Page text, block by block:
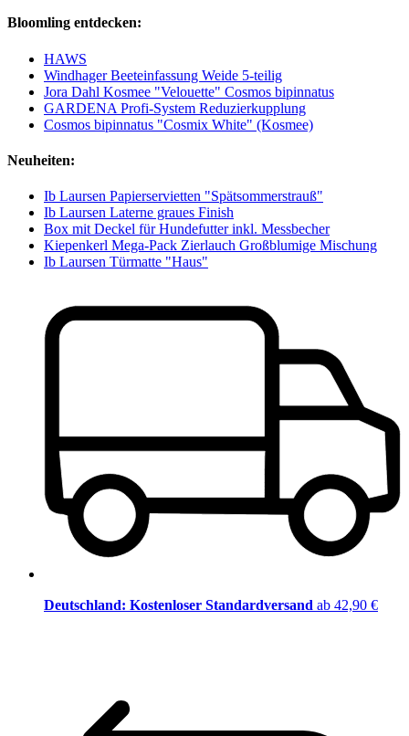
Bloomling entdecken:
HAWS
Windhager Beeteinfassung Weide 5-teilig
Jora Dahl Kosmee "Velouette" Cosmos bipinnatus
GARDENA Profi-System Reduzierkupplung
Cosmos bipinnatus "Cosmix White" (Kosmee)
Neuheiten:
Ib Laursen Papierservietten "Spätsommerstrauß"
Ib Laursen Laterne graues Finish
Box mit Deckel für Hundefutter inkl. Messbecher
Kiepenkerl Mega-Pack Zierlauch Großblumige Mischung
Ib Laursen Türmatte "Haus"
Deutschland: Kostenloser Standardversand ab 42,90 €